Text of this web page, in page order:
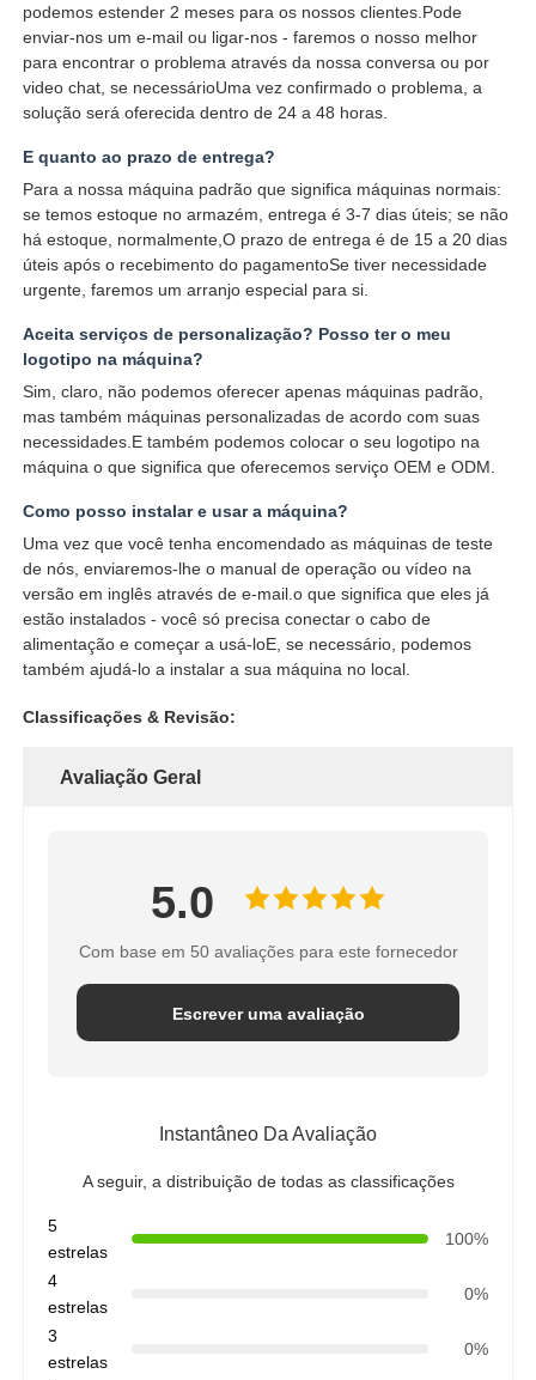
podemos estender 2 meses para os nossos clientes.Pode
enviar-nos um e-mail ou ligar-nos - faremos o nosso melhor
para encontrar o problema através da nossa conversa ou por
video chat, se necessárioUma vez confirmado o problema, a
solução será oferecida dentro de 24 a 48 horas.
E quanto ao prazo de entrega?
Para a nossa máquina padrão que significa máquinas normais:
se temos estoque no armazém, entrega é 3-7 dias úteis; se não
há estoque, normalmente,O prazo de entrega é de 15 a 20 dias
úteis após o recebimento do pagamentoSe tiver necessidade
urgente, faremos um arranjo especial para si.
Aceita serviços de personalização? Posso ter o meu
logotipo na máquina?
Sim, claro, não podemos oferecer apenas máquinas padrão,
mas também máquinas personalizadas de acordo com suas
necessidades.E também podemos colocar o seu logotipo na
máquina o que significa que oferecemos serviço OEM e ODM.
Como posso instalar e usar a máquina?
Uma vez que você tenha encomendado as máquinas de teste
de nós, enviaremos-lhe o manual de operação ou vídeo na
versão em inglês através de e-mail.o que significa que eles já
estão instalados - você só precisa conectar o cabo de
alimentação e começar a usá-loE, se necessário, podemos
também ajudá-lo a instalar a sua máquina no local.
Classificações & Revisão:
Avaliação Geral
5.0
Com base em 50 avaliações para este fornecedor
Escrever uma avaliação
Instantâneo Da Avaliação
A seguir, a distribuição de todas as classificações
5
estrelas
100%
4
estrelas
0%
3
estrelas
0%